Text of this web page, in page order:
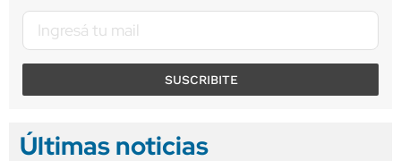
SUSCRIBITE
Últimas noticias